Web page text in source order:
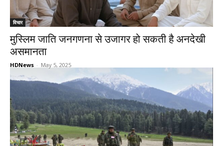
विचार
मुस्लिम जाति जनगणना से उजागर हो सकती है अनदेखी
असमानता
HDNews - May 5, 2025